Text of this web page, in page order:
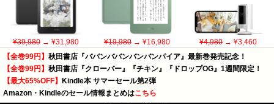
¥39,980→ ¥31,980 ¥19,980→ ¥16,980 ¥4,980→ ¥3,460
【全巻99円】 秋田書店『ババンババンバンバンパイア』最新巻発売記念！
【全巻99円】 秋田書店『クローバー』『チキン』『ドロップOG』1週間限定！
【最大65%OFF】
Kindle本 サマーセール第2弾
Amazon・Kindleのセール情報まとめはこちら